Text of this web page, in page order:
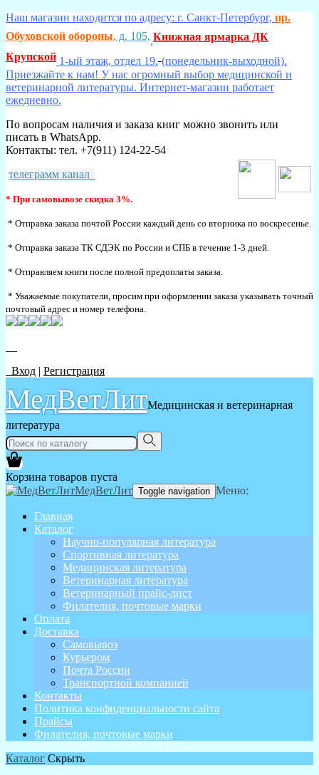
Наш магазин находится по адресу: г. Санкт-Петербург, пр.
Обуховской обороны, д. 105,,Книжная ярмарка ДК
Крупской 1-ый этаж, отдел 19. (понедельник-выходной).
Приезжайте к нам! У нас огромный выбор медицинской и
ветеринарной литературы. Интернет-магазин работает
ежедневно.
По вопросам наличия и заказа книг можно звонить или
писать в WhatsApp.
Контакты: тел. +7(911) 124-22-54
телеграмм канал
* При самовывозе скидка 3%.
* Отправка заказа почтой России каждый день со вторника по воскресенье.
* Отправка заказа ТК СДЭК по России и СПБ в течение 1-3 дней.
* Отправляем книги после полной предоплаты заказа.
* Уважаемые покупатели, просим при оформлении заказа указывать точный
почтовый адрес и номер телефона.
Вход | Регистрация
МедВетЛитМедицинская и ветеринарная
литература
Корзина товаров пуста
МедВетЛит Toggle navigation Меню:
Главная
Каталог
Научно-популярная литература
Спортивная литература
Медицинская литература
Ветеринарная литература
Ветеринарный прайс-лист
Филателия, почтовые марки
Оплата
Доставка
Самовывоз
Курьером
Почта России
Транспортной компанией
Контакты
Политика конфиденциальности сайта
Прайсы
Филателия, почтовые марки
Каталог Скрыть